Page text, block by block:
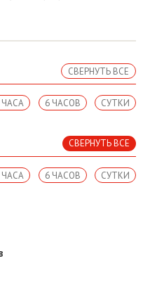
СВЕРНУТЬ ВСЕ
СУТКИ
6 ЧАСОВ
ЧАСА
СВЕРНУТЬ ВСЕ
СУТКИ
6 ЧАСОВ
ЧАСА